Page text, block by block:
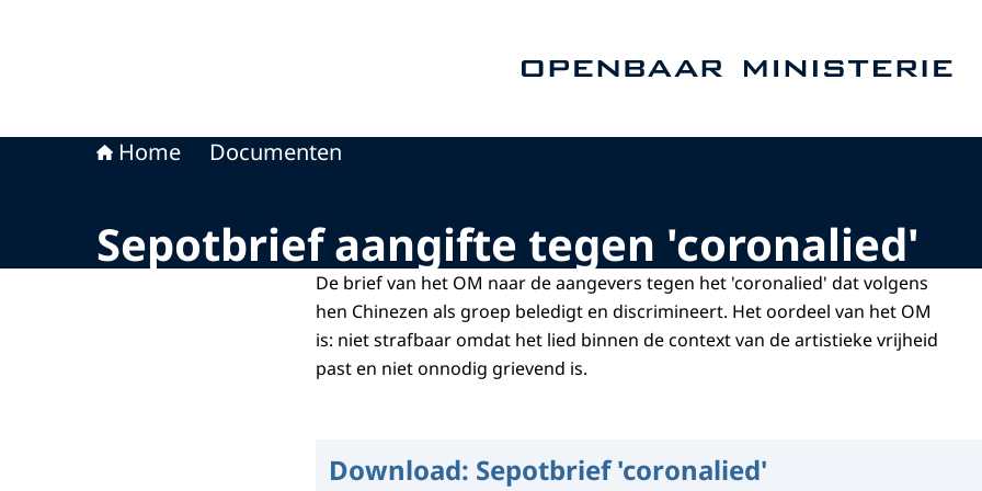
Home Documenten
Sepotbrief aangifte tegen 'coronalied'
De brief van het OM naar de aangevers tegen het 'coronalied' dat volgens
hen Chinezen als groep beledigt en discrimineert. Het oordeel van het OM
is: niet strafbaar omdat het lied binnen de context van de artistieke vrijheid
past en niet onnodig grievend is.
Download: Sepotbrief 'coronalied'